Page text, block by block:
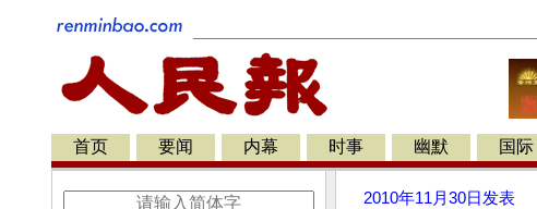
首页 要闻 内幕 时事 幽默 国际
2010年11月30日 发表